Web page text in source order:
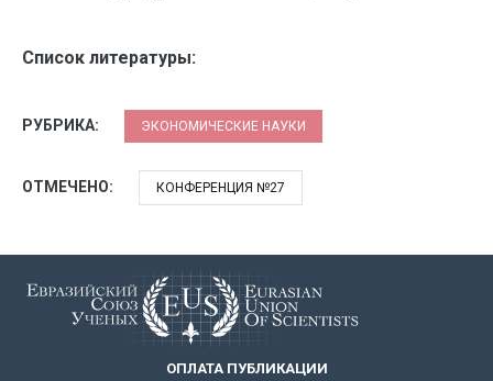
Список литературы:
РУБРИКА: ЭКОНОМИЧЕСКИЕ НАУКИ
ОТМЕЧЕНО: КОНФЕРЕНЦИЯ №27
ОПЛАТА ПУБЛИКАЦИИ